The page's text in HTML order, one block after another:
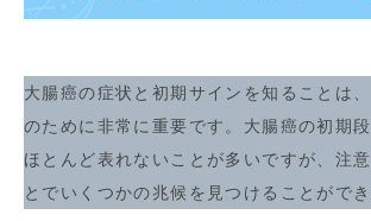
大腸癌の症状と初期サインを知ることは
のために非常に重要です。大腸癌の初期
ほとんど表れないことが多いですが、注
とでいくつかの兆候を見つけることができ